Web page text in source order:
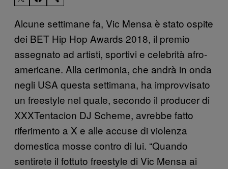
Alcune settimane fa, Vic Mensa è stato ospite
dei BET Hip Hop Awards 2018, il premio
assegnato ad artisti, sportivi e celebrità afro-
americane. Alla cerimonia, che andrà in onda
negli USA questa settimana, ha improvvisato
un freestyle nel quale, secondo il producer di
XXXTentacion DJ Scheme, avrebbe fatto
riferimento a X e alle accuse di violenza
domestica mosse contro di lui. “Quando
sentirete il fottuto freestyle di Vic Mensa ai